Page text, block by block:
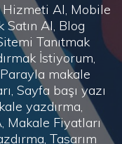
Hizmeti Al, Mobile
Satın Al, Blog
Tanıtmak
İstiyorum,
makale
Sayfa başı yazı
yazdırma,
Makale Fiyatları
Tasarım